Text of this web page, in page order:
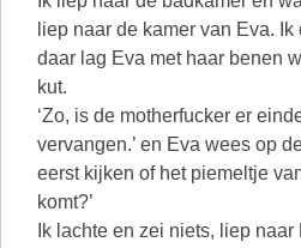
liep naar de kamer van Eva.
daar lag Eva met haar benen
kut.
‘Zo, is de motherfucker er
vervangen.’ en Eva wees op
eerst kijken of het piemeltje
komt?’
Ik lachte en zei niets, liep